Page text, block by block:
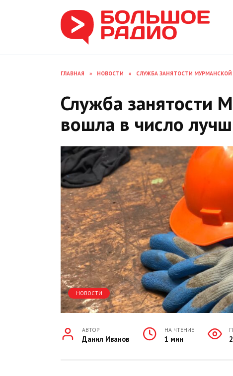
ГЛАВНАЯ » НОВОСТИ » СЛУЖБА ЗАНЯТОСТИ
Служба занятости
вошла в число
НОВОСТИ
АВТОР
Данил Иванов
НА ЧТЕНИЕ
1 мин